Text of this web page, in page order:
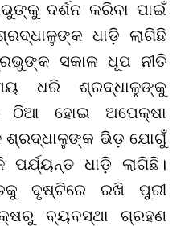
ଦର୍ଶନ କରିବା ପାଇଁ
ଧାଡ଼ି ଲାଗିଛି
ସକାଳ ଧୂପ ନୀତି
ଧରି ଶ୍ରଦ୍ଧାଳୁଙ୍କୁ
ଠିଆ ହୋଇ ଅପେକ୍ଷା
ଶ୍ରଦ୍ଧାଳୁଙ୍କ ଭିଡ଼ ଯୋଗୁଁ
ଧାଡ଼ି ଲାଗିଛି।
ଦୃଷ୍ଟିରେ ରଖି ପୁରୀ
ବ୍ୟବସ୍ଥା ଗ୍ରହଣ